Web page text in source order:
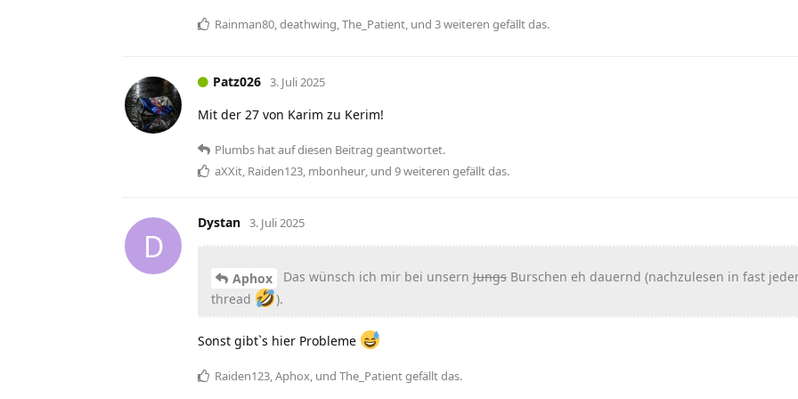
Rainman80,deathwing,The_Patient, und 3weiteren gefällt das.
Patz026 3. Juli 2025
Mit der 27 von Karim zu Kerim!
Plumbs hatauf diesen Beitrag geantwortet.
aXXit, Raiden123, mbonheur, und 9weiteren gefällt das.
D
Dystan 3. Juli 2025
Aphox Das wünsch ich mir bei unsern Jungs Burschen eh dauernd (nachzulesen in fast
thread
).
Sonst gibt`s hier Probleme
Raiden123,Aphox, und The_Patientgefällt das.